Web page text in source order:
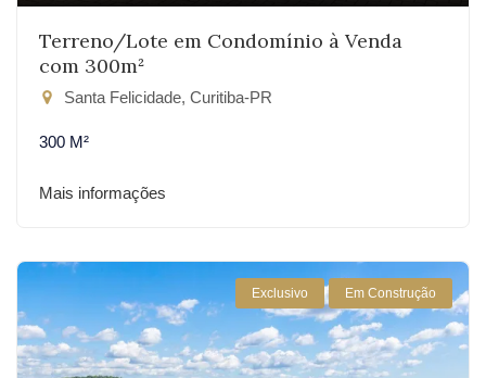
Terreno/Lote em Condomínio à Venda
com 300m²
Santa Felicidade, Curitiba-PR
300 M²
Mais informações
Exclusivo Em Construção